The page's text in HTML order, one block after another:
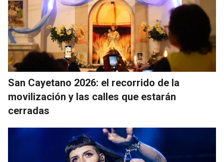
San Cayetano 2026: el recorrido de la
movilización y las calles que estarán
cerradas